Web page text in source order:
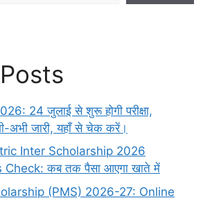
24 जुलाई से शुरू होगी परीक्षा,
अभी जारी, यहाँ से चेक करें।
Inter Scholarship 2026
कब तक पैसा आएगा खाते में
(PMS) 2026-27: Online